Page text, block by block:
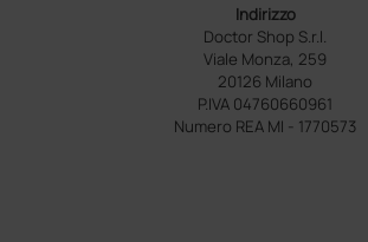
Indirizzo
Doctor Shop S.r.l.
Viale Monza, 259
20126 Milano
P.IVA 04760660961
Numero REA MI - 1770573